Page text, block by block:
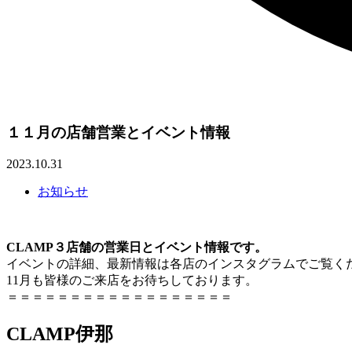
１１月の店舗営業とイベント情報
2023.10.31
お知らせ
CLAMP３店舗の営業日とイベント情報です。
イベントの詳細、最新情報は各店のインスタグラムでご覧く
11月も皆様のご来店をお待ちしております。
＝＝＝＝＝＝＝＝＝＝＝＝＝＝＝＝＝＝
CLAMP伊那